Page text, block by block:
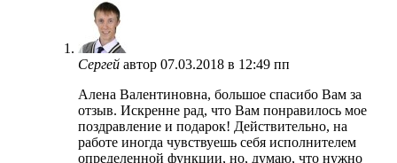
Сергей автор 07.03.2018 в 12:49 пп
Алена Валентиновна, большое спасибо Вам за
отзыв. Искренне рад, что Вам понравилось мое
поздравление и подарок! Действительно, на
работе иногда чувствуешь себя исполнителем
определенной функции, но, думаю, что нужно